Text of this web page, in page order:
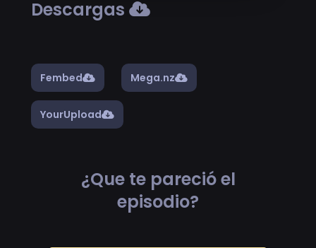
Descargas
Fembed Mega.nz
YourUpload
¿Que te pareció el
episodio?